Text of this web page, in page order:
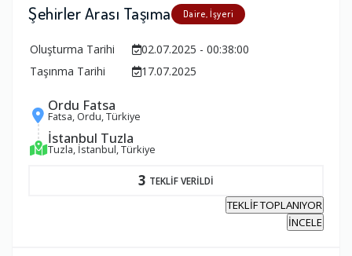
Şehirler Arası Taşıma Daire, İşyeri
Oluşturma Tarihi
02.07.2025 - 00:38:00
Taşınma Tarihi
17.07.2025
Ordu Fatsa
Fatsa, Ordu, Türkiye
İstanbul Tuzla
Tuzla, İstanbul, Türkiye
3 TEKLİF VERİLDİ
TEKLİF TOPLANIYOR
İNCELE